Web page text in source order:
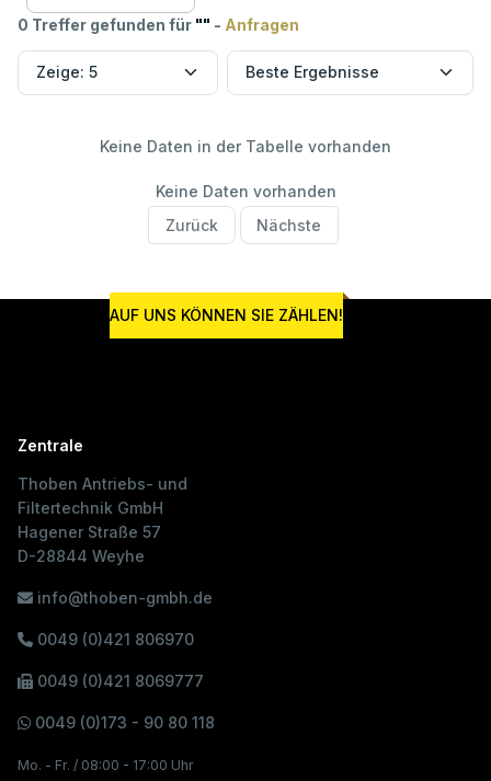
0 Treffer gefunden für "" - Anfragen
Keine Daten in der Tabelle vorhanden
Keine Daten vorhanden
Zurück
Nächste
AUF UNS KÖNNEN SIE ZÄHLEN!
Zentrale
Thoben Antriebs- und
Filtertechnik GmbH
Hagener Straße 57
D-28844 Weyhe
info@thoben-gmbh.de
0049 (0)421 806970
0049 (0)421 8069777
0049 (0)173 - 90 80 118
Mo. - Fr. / 08:00 - 17:00 Uhr